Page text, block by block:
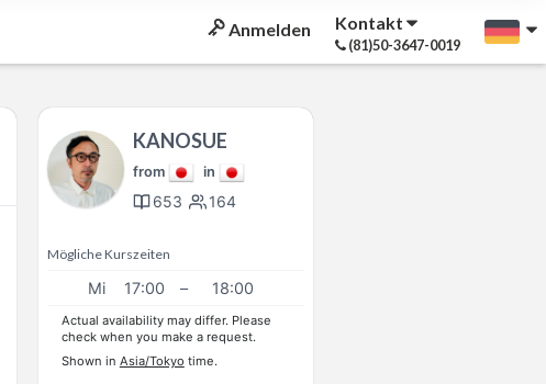
Anmelden Kontakt
(81)50-3647-0019
KANOSUE
from in
653 164
Mögliche Kurszeiten
Mi 17:00 – 18:00
Actual availability may differ. Please
check when you make a request.
Shown in Asia/Tokyo time.